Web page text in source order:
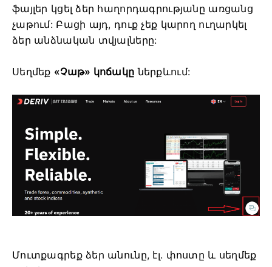
ֆայլեր կցել ձեր հաղորդագրությանը առցանց
չաթում: Բացի այդ, դուք չեք կարող ուղարկել
ձեր անձնական տվյալները:
Սեղմեք «Չաթ» կոճակը ներքևում:
Մուտքագրեք ձեր անունը, էլ. փոստը և սեղմեք